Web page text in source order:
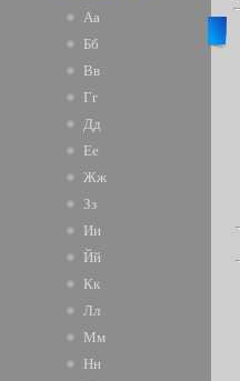
Аа
Бб
Вв
Гг
Дд
Ее
Жж
Зз
Ии
Йй
Кк
Лл
Мм
Нн